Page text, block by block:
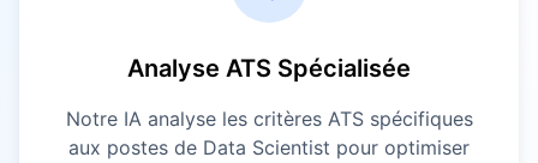
Analyse ATS Spécialisée
Notre IA analyse les critères ATS spécifiques
aux postes de Data Scientist pour optimiser